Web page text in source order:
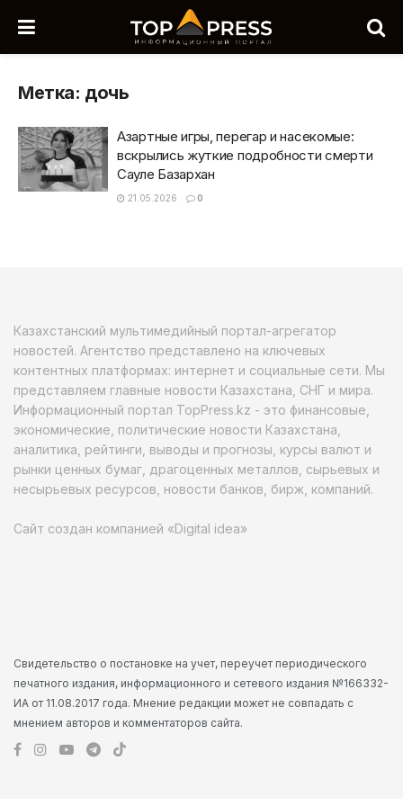
Метка: дочь
Азартные игры, перегар и насекомые:
вскрылись жуткие подробности смерти
Сауле Базархан
21.05.2026 0
Казахстанский мультимедийный портал-агрегатор
новостей. Агентство представлено на ключевых
контентных платформах: интернет и социальные сети. Мы
представляем главные новости Казахстана, СНГ и мира.
Информационный портал TopPress.kz - это финансовые,
экономические, политические новости Казахстана,
аналитика, рейтинги, выводы и прогнозы, курсы валют и
рынки ценных бумаг, драгоценных металлов, сырьевых и
несырьевых ресурсов, новости банков, бирж, компаний.
Сайт создан компанией «Digital idea»
Свидетельство о постановке на учет, переучет периодического
печатного издания, информационного и сетевого издания №166332-
ИА от 11.08.2017 года. Мнение редакции может не совпадать с
мнением авторов и комментаторов сайта.